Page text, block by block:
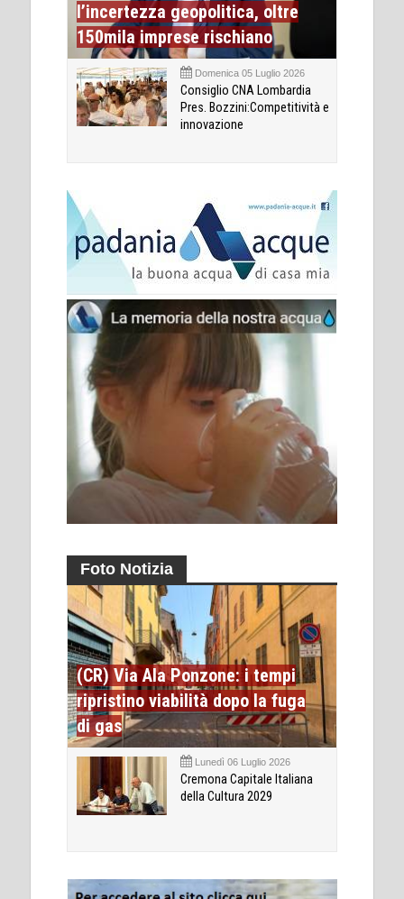
l’incertezza geopolitica, oltre
150mila imprese rischiano
Domenica 05 Luglio 2026
Consiglio CNA Lombardia
Pres. Bozzini:Competitività e
innovazione
Foto Notizia
(CR) Via Ala Ponzone: i tempi
ripristino viabilità dopo la fuga
di gas
Lunedì 06 Luglio 2026
Cremona Capitale Italiana
della Cultura 2029